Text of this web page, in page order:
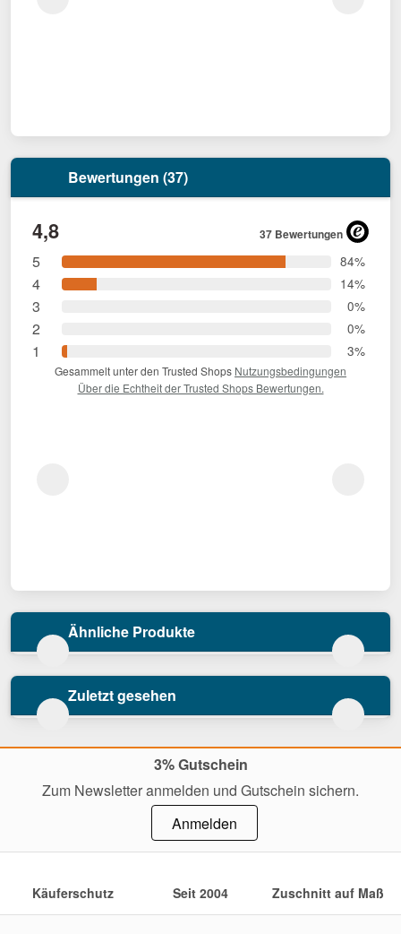
Bewertungen (37)
4,8 37 Bewertungen
5 84%
4 14%
3 0%
2 0%
1 3%
Gesammelt unter den Trusted Shops Nutzungsbedingungen
Über die Echtheit der Trusted Shops Bewertungen.
Ähnliche Produkte
Zuletzt gesehen
3% Gutschein
Zum Newsletter anmelden und Gutschein sichern.
Anmelden
Käuferschutz Seit 2004 Zuschnitt auf Maß